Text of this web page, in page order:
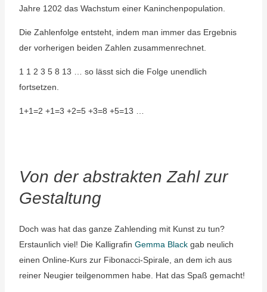
Jahre 1202 das Wachstum einer Kaninchenpopulation.
Die Zahlenfolge entsteht, indem man immer das Ergebnis
der vorherigen beiden Zahlen zusammenrechnet.
1 1 2 3 5 8 13 … so lässt sich die Folge unendlich
fortsetzen.
1+1=2 +1=3 +2=5 +3=8 +5=13 …
Von der abstrakten Zahl zur
Gestaltung
Doch was hat das ganze Zahlending mit Kunst zu tun?
Erstaunlich viel! Die Kalligrafin Gemma Blackgab neulich
einen Online-Kurs zur Fibonacci-Spirale, an dem ich aus
reiner Neugier teilgenommen habe. Hat das Spaß gemacht!